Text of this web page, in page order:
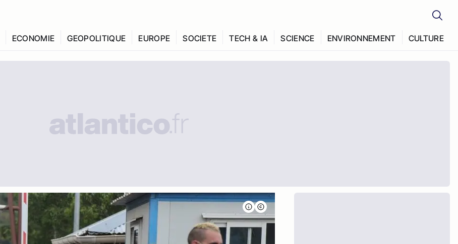
ECONOMIE GEOPOLITIQUE EUROPE SOCIETE TECH & IA SCIENCE ENVIRONNEMENT CULTURE